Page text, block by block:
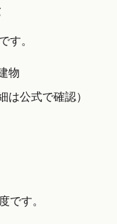
す。
物
は公式で確認）
です。